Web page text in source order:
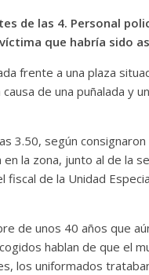
de las 4. Personal
que habría sido
frente a una plaza
de una puñalada y
3.50, según
en la zona, junto al de la
de la Unidad
de unos 40 años que
hablan de que el
los uniformados